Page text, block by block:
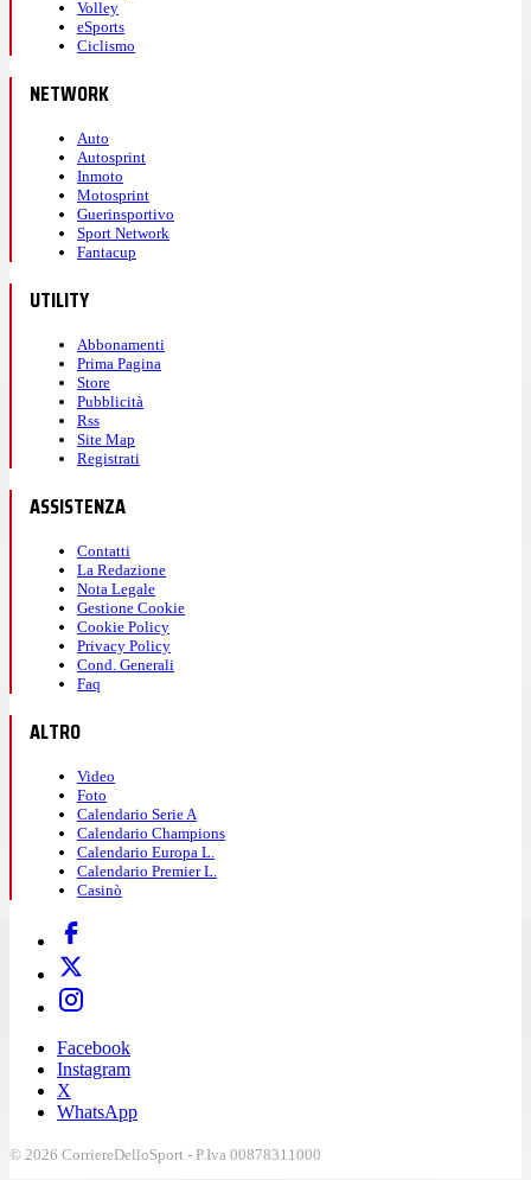
Volley
eSports
Ciclismo
NETWORK
Auto
Autosprint
Inmoto
Motosprint
Guerinsportivo
Sport Network
Fantacup
UTILITY
Abbonamenti
Prima Pagina
Store
Pubblicità
Rss
Site Map
Registrati
ASSISTENZA
Contatti
La Redazione
Nota Legale
Gestione Cookie
Cookie Policy
Privacy Policy
Cond. Generali
Faq
ALTRO
Video
Foto
Calendario Serie A
Calendario Champions
Calendario Europa L.
Calendario Premier L.
Casinò
Facebook
Instagram
X
WhatsApp
© 2026 CorriereDelloSport - P.Iva 00878311000